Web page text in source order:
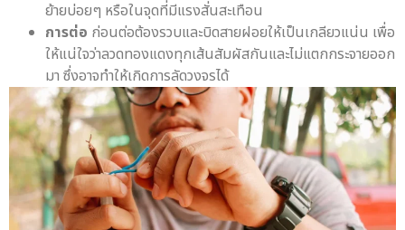
ย้ายบ่อยๆ หรือในจุดที่มีแรงสั่นสะเทือน
การต่อ ก่อนต่อต้องรวบและบิดสายฝอยให้เป็นเกลียวแน่น เพื่อ
ให้แน่ใจว่าลวดทองแดงทุกเส้นสัมผัสกันและไม่แตกกระจายออก
มา ซึ่งอาจทำให้เกิดการลัดวงจรได้